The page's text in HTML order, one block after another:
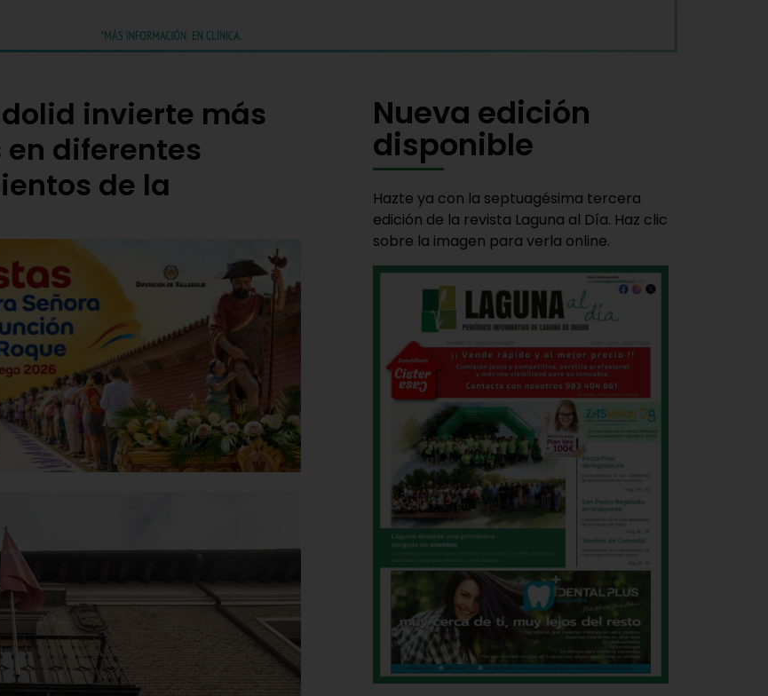
invierte más
en diferentes
de la
Nueva edición
disponible
Hazte ya con la septuagésima tercera
edición de la revista Laguna al Día. Haz clic
sobre la imagen para verla online.